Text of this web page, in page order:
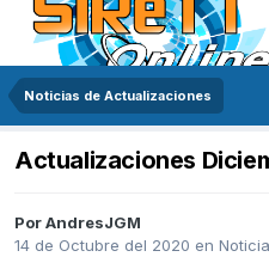
Noticias de Actualizaciones
Actualizaciones
PorAndresJGM
14 de Octubre del 2020 en